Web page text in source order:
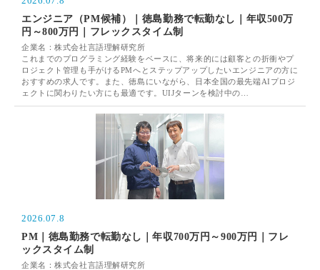
エンジニア（PM候補）｜徳島勤務で転勤なし｜年収500万
円～800万円｜フレックスタイム制
企業名：株式会社言語理解研究所
これまでのプログラミング経験をベースに、将来的には顧客との折衝やプ
ロジェクト管理も手がけるPMへとステップアップしたいエンジニアの方に
おすすめの求人です。また、徳島にいながら、日本全国の最先端AIプロジ
ェクトに関わりたい方にも最適です。UIJターンを検討中の…
2026.07.8
PM｜徳島勤務で転勤なし｜年収700万円～900万円｜フレ
ックスタイム制
企業名：株式会社言語理解研究所